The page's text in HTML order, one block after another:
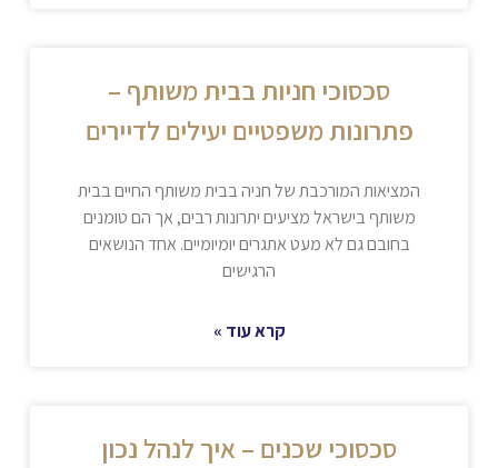
סכסוכי חניות בבית משותף –
פתרונות משפטיים יעילים לדיירים
המציאות המורכבת של חניה בבית משותף החיים בבית
משותף בישראל מציעים יתרונות רבים, אך הם טומנים
בחובם גם לא מעט אתגרים יומיומיים. אחד הנושאים
הרגישים
קרא עוד »
סכסוכי שכנים – איך לנהל נכון